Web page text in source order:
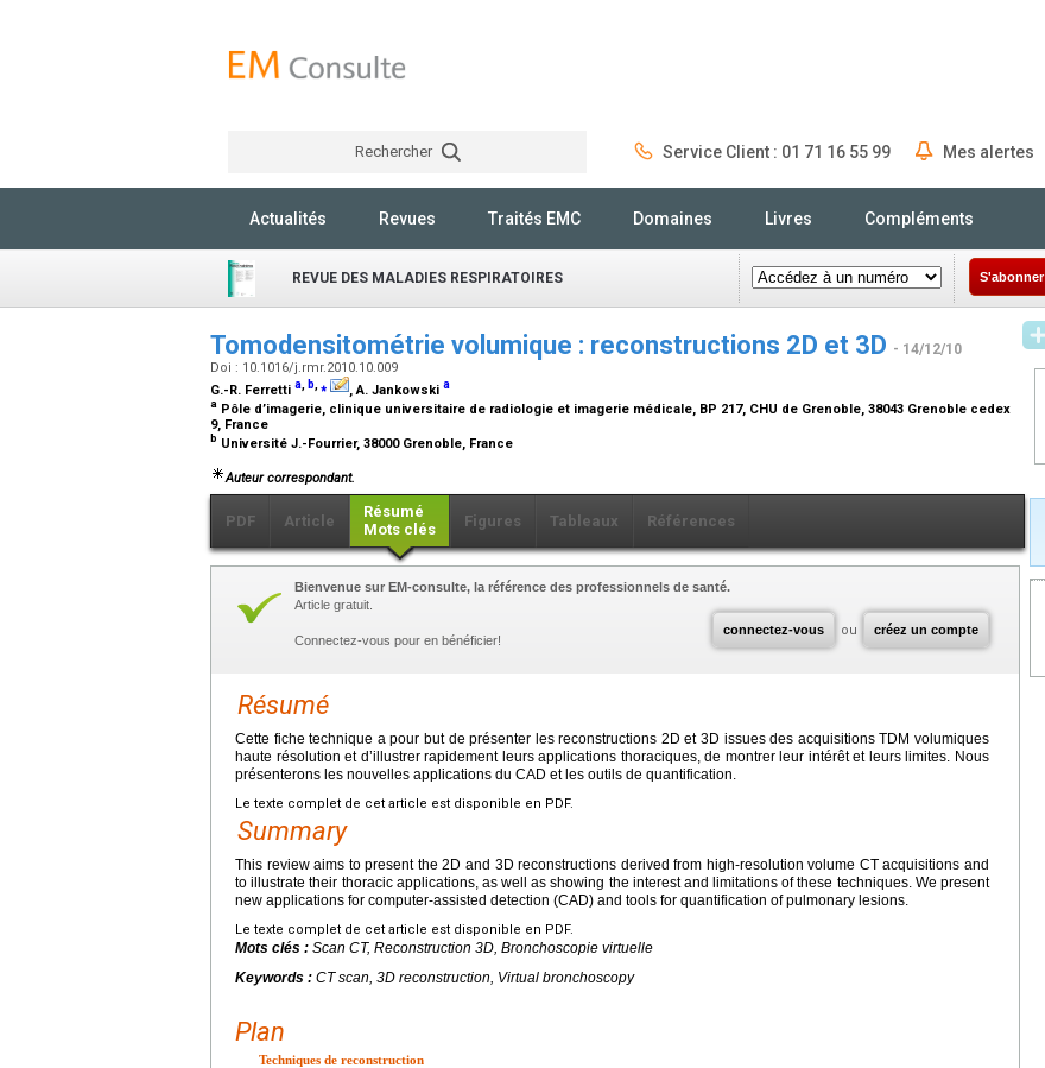
Rechercher Service Client : 01 71 16 55 99 Mes alertes
Actualités Revues Traités EMC Domaines Livres Compléments
REVUE DES MALADIES RESPIRATOIRES S'abonner
Tomodensitométrie volumique : reconstructions 2D et 3D - 14/12/10
Doi : 10.1016/j.rmr.2010.10.009
G.-R. Ferretti a, b,⁎ , A. Jankowski a
a Pôle d’imagerie, clinique universitaire de radiologie et imagerie médicale, BP 217, CHU de Grenoble, 38043 Grenoble cedex
9, France
b Université J.-Fourrier, 38000 Grenoble, France
Auteur correspondant.
PDF Article
Résumé
Mots clés
Figures Tableaux Références
connectez-vous ou créez un compte
Bienvenue sur EM-consulte, la référence des professionnels de santé.
Article gratuit.
Connectez-vous pour en bénéficier!
Résumé
Cette fiche technique a pour but de présenter les reconstructions 2D et 3D issues des acquisitions TDM volumiques
haute résolution et d’illustrer rapidement leurs applications thoraciques, de montrer leur intérêt et leurs limites. Nous
présenterons les nouvelles applications du CAD et les outils de quantification.
Le texte complet de cet article est disponible en PDF.
Summary
This review aims to present the 2D and 3D reconstructions derived from high-resolution volume CT acquisitions and
to illustrate their thoracic applications, as well as showing the interest and limitations of these techniques. We present
new applications for computer-assisted detection (CAD) and tools for quantification of pulmonary lesions.
Le texte complet de cet article est disponible en PDF.
Mots clés : Scan CT, Reconstruction 3D, Bronchoscopie virtuelle
Keywords : CT scan, 3D reconstruction, Virtual bronchoscopy
Plan
Techniques de reconstruction